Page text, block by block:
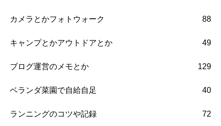
カメラとかフォトウォーク 88
キャンプとかアウトドアとか 49
ブログ運営のメモとか 129
ベランダ菜園で自給自足 40
ランニングのコツや記録 72